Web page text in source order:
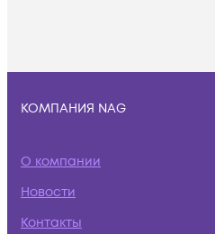
КОМПАНИЯ NAG
О компании
Новости
Контакты